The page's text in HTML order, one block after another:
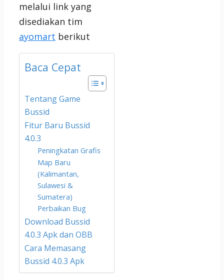
melalui link yang
disediakan tim
ayomart berikut
Baca Cepat
Tentang Game
Bussid
Fitur Baru Bussid
4.0.3
Peningkatan Grafis
Map Baru
(Kalimantan,
Sulawesi &
Sumatera)
Perbaikan Bug
Download Bussid
4.0.3 Apk dan OBB
Cara Memasang
Bussid 4.0.3 Apk